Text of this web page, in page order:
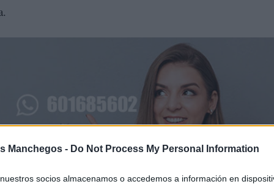
Manchegos - Do Not Process My Personal Information
socios almacenamos o accedemos a información en